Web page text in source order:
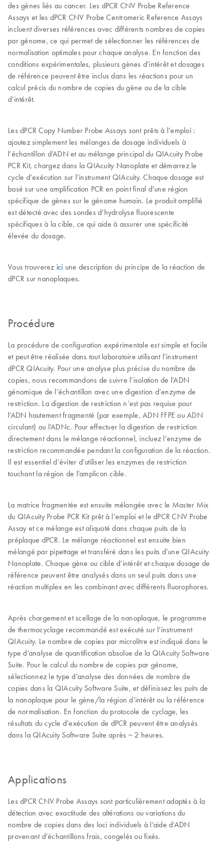
des gènes liés au cancer. Les dPCR CNV Probe Reference
Assays et les dPCR CNV Probe Centromeric Reference Assays
incluent diverses références avec différents nombres de copies
par génome, ce qui permet de sélectionner les références de
normalisation optimales pour chaque analyse. En fonction des
conditions expérimentales, plusieurs gènes d’intérêt et dosages
de référence peuvent être inclus dans les réactions pour un
calcul précis du nombre de copies du gène ou de la cible
d’intérêt.
Les dPCR Copy Number Probe Assays sont prêts à l’emploi :
ajoutez simplement les mélanges de dosage individuels à
l’échantillon d’ADN et au mélange principal du QIAcuity Probe
PCR Kit, chargez dans la QIAcuity Nanoplate et démarrez le
cycle d’exécution sur l’instrument QIAcuity. Chaque dosage est
basé sur une amplification PCR en point final d’une région
spécifique de gènes sur le génome humain. Le produit amplifié
est détecté avec des sondes d’hydrolyse fluorescente
spécifiques à la cible, ce qui aide à assurer une spécificité
élevée du dosage.
Vous trouverez ici une description du principe de la réaction de
dPCR sur nanoplaques.
Procédure
La procédure de configuration expérimentale est simple et facile
et peut être réalisée dans tout laboratoire utilisant l’instrument
dPCR QIAcuity. Pour une analyse plus précise du nombre de
copies, nous recommandons de suivre l’isolation de l’ADN
génomique de l’échantillon avec une digestion d’enzyme de
restriction. La digestion de restriction n’est pas requise pour
l’ADN hautement fragmenté (par exemple, ADN FFPE ou ADN
circulant) ou l’ADNc. Pour effectuer la digestion de restriction
directement dans le mélange réactionnel, incluez l’enzyme de
restriction recommandée pendant la configuration de la réaction.
Il est essentiel d’éviter d’utiliser les enzymes de restriction
touchant la région de l’amplicon cible.
La matrice fragmentée est ensuite mélangée avec le Master Mix
du QIAcuity Probe PCR Kit prêt à l’emploi et le dPCR CNV Probe
Assay et ce mélange est aliquoté dans chaque puits de la
préplaque dPCR. Le mélange réactionnel est ensuite bien
mélangé par pipettage et transféré dans les puits d’une QIAcuity
Nanoplate. Chaque gène ou cible d’intérêt et chaque dosage de
référence peuvent être analysés dans un seul puits dans une
réaction multiplex en les combinant avec différents fluorophores.
Après chargement et scellage de la nanoplaque, le programme
de thermocyclage recommandé est exécuté sur l’instrument
QIAcuity. Le nombre de copies par microlitre est indiqué dans le
type d’analyse de quantification absolue de la QIAcuity Software
Suite. Pour le calcul du nombre de copies par génome,
sélectionnez le type d’analyse des données de nombre de
copies dans la QIAcuity Software Suite, et définissez les puits de
la nanoplaque pour le gène/la région d’intérêt ou la référence
de normalisation. En fonction du protocole de cyclage, les
résultats du cycle d’exécution de dPCR peuvent être analysés
dans la QIAcuity Software Suite après ~ 2 heures.
Applications
Les dPCR CNV Probe Assays sont particulièrement adaptés à la
détection avec exactitude des altérations ou variations du
nombre de copies dans des loci individuels à l’aide d’ADN
provenant d’échantillons frais, congelés ou fixés.